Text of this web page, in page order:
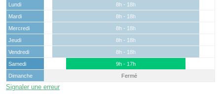
Lundi
8h - 18h
Mardi
8h - 18h
Mercredi
8h - 18h
Jeudi
8h - 18h
Vendredi
8h - 18h
Samedi
9h - 17h
Dimanche
Fermé
Signaler une erreur